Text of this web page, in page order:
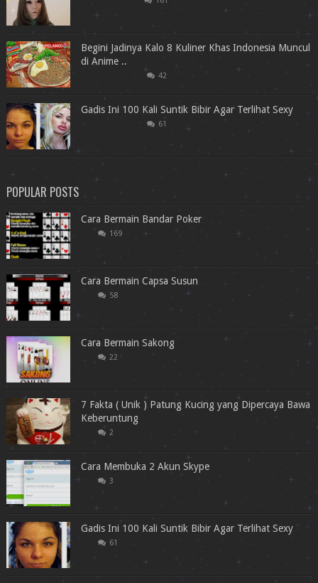
Begini Jadinya Kalo 8 Kuliner Khas Indonesia Muncul
di Anime ..
42
Gadis Ini 100 Kali Suntik Bibir Agar Terlihat Sexy
61
POPULAR POSTS
Cara Bermain Bandar Poker
169
Cara Bermain Capsa Susun
58
Cara Bermain Sakong
22
7 Fakta ( Unik ) Patung Kucing yang Dipercaya Bawa
Keberuntung
2
Cara Membuka 2 Akun Skype
3
Gadis Ini 100 Kali Suntik Bibir Agar Terlihat Sexy
61